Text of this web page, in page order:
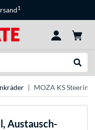
1
MOZA KS Steering
Austausch-